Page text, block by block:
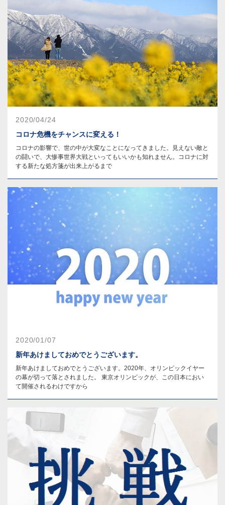
2020/04/24
コロナ危機をチャンスに変える！
コロナの影響で、世の中が大変なことになってきました。見えない敵と
の闘いで、大惨事世界大戦といってもいいかも知れません。コロナに対
する新たな処方箋が出来上がるまで
2020/01/07
新年あけましておめでとうございます。
新年あけましておめでとうございます。2020年、オリンピックイヤー
の幕が切って落とされました。 東京オリンピックが、この日本におい
て開催されるわけですから